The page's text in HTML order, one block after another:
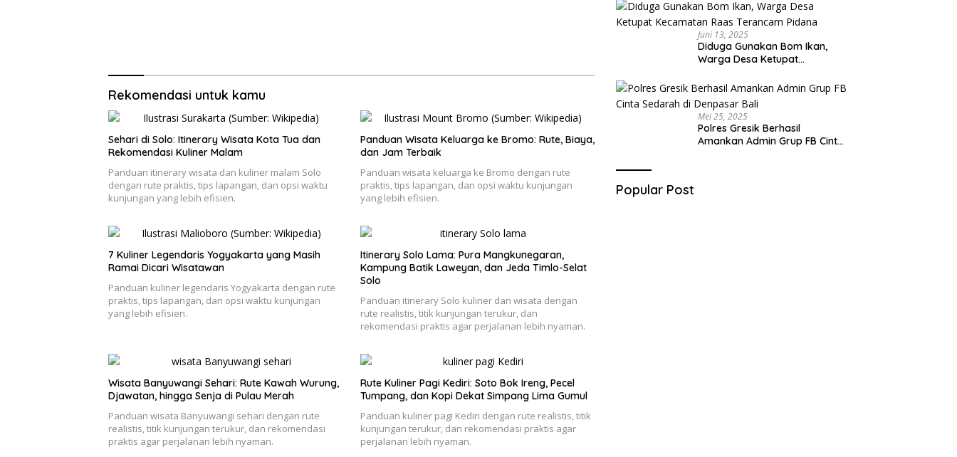
Rekomendasi untuk kamu
Sehari di Solo: Itinerary Wisata Kota Tua dan
Rekomendasi Kuliner Malam
Panduan itinerary wisata dan kuliner malam Solo
dengan rute praktis, tips lapangan, dan opsi waktu
kunjungan yang lebih efisien.
Panduan Wisata Keluarga ke Bromo: Rute, Biaya,
dan Jam Terbaik
Panduan wisata keluarga ke Bromo dengan rute
praktis, tips lapangan, dan opsi waktu kunjungan
yang lebih efisien.
7 Kuliner Legendaris Yogyakarta yang Masih
Ramai Dicari Wisatawan
Panduan kuliner legendaris Yogyakarta dengan rute
praktis, tips lapangan, dan opsi waktu kunjungan
yang lebih efisien.
Itinerary Solo Lama: Pura Mangkunegaran,
Kampung Batik Laweyan, dan Jeda Timlo-Selat
Solo
Panduan itinerary Solo kuliner dan wisata dengan
rute realistis, titik kunjungan terukur, dan
rekomendasi praktis agar perjalanan lebih nyaman.
Wisata Banyuwangi Sehari: Rute Kawah Wurung,
Djawatan, hingga Senja di Pulau Merah
Panduan wisata Banyuwangi sehari dengan rute
realistis, titik kunjungan terukur, dan rekomendasi
praktis agar perjalanan lebih nyaman.
Rute Kuliner Pagi Kediri: Soto Bok Ireng, Pecel
Tumpang, dan Kopi Dekat Simpang Lima Gumul
Panduan kuliner pagi Kediri dengan rute realistis, titik
kunjungan terukur, dan rekomendasi praktis agar
perjalanan lebih nyaman.
Juni 13, 2025
Diduga Gunakan Bom Ikan,
Warga Desa Ketupat
Pidana
Mei 25, 2025
Polres Gresik Berhasil
Amankan Admin Grup FB Cinta
Popular Post